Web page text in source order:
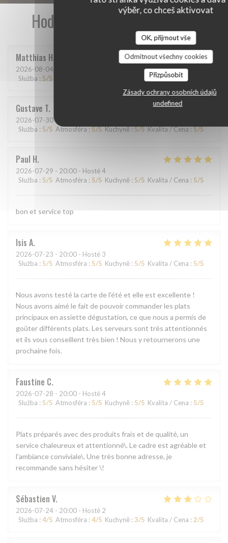
výběr, co chceš aktivovat
OK, přijmout vše
Odmítnout všechny cookies
Přizpůsobit
Zásady ochrany osobních údajů
undefined
Hodnocení našich zákazníků
Matthias H
2026-08-04
Služba : 5/5 /5 Kvalita / Cena
Gustave T
2026-07-30- 12:15 - Hosté 7
Služba : 5/5 Atmosféra:5/5 Kuchyně:5/5 Kvalita / Cena:5/5
Paul H
2026-07-29 - 20:00 - Hosté 4
Služba : 5/5 Atmosféra : 5/5 Kuchyně : 5/5 Kvalita / Cena : 5/5
bon et service top
Isis A
2026-07-23 - 20:00 - Hosté 3
Služba : 5/5 Atmosféra : 5/5 Kuchyně : 5/5 Kvalita / Cena : 5/5
Nous avons testé la carte de l'été et elle est excellente !
Nous avons aimé le fait de pouvoir commander les plats
principaux en assiette dégustation, ce que nous a permis de
goûter différents plats. Les serveurs sont très attentionnés
et ils vous conseillent très bien ! Nous y retournerons une
prochaine fois.
Faustine C
2026-07-28 - 20:00 - Hosté 4
Služba : 5/5 Atmosféra : 5/5 Kuchyně : 5/5 Kvalita / Cena : 5/5
Plats préparés avec des produits frais et de qualité, un
service chaleureux et attentionné\. Le cadre est agréable et
l’ambiance conviviale\. Une très bonne adresse, je
recommande sans hésiter \!
Sébastien V
2026-07-24 - 20:00 - Hosté 2
Služba : 4/5 Atmosféra : 4/5 Kuchyně : 3/5 Kvalita / Cena : 2/5